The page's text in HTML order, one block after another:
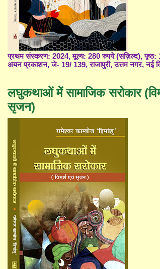
प्रथम संस्करण: 2024, मूल्य: 280 रुपये (सज़िल्द), पृष्ठ:
अयन प्रकाशन, जे- 19/ 139, राजापुरी, उत्तम नगर, नई
लघुकथाओं में सामाजिक सरोकार
सृजन)